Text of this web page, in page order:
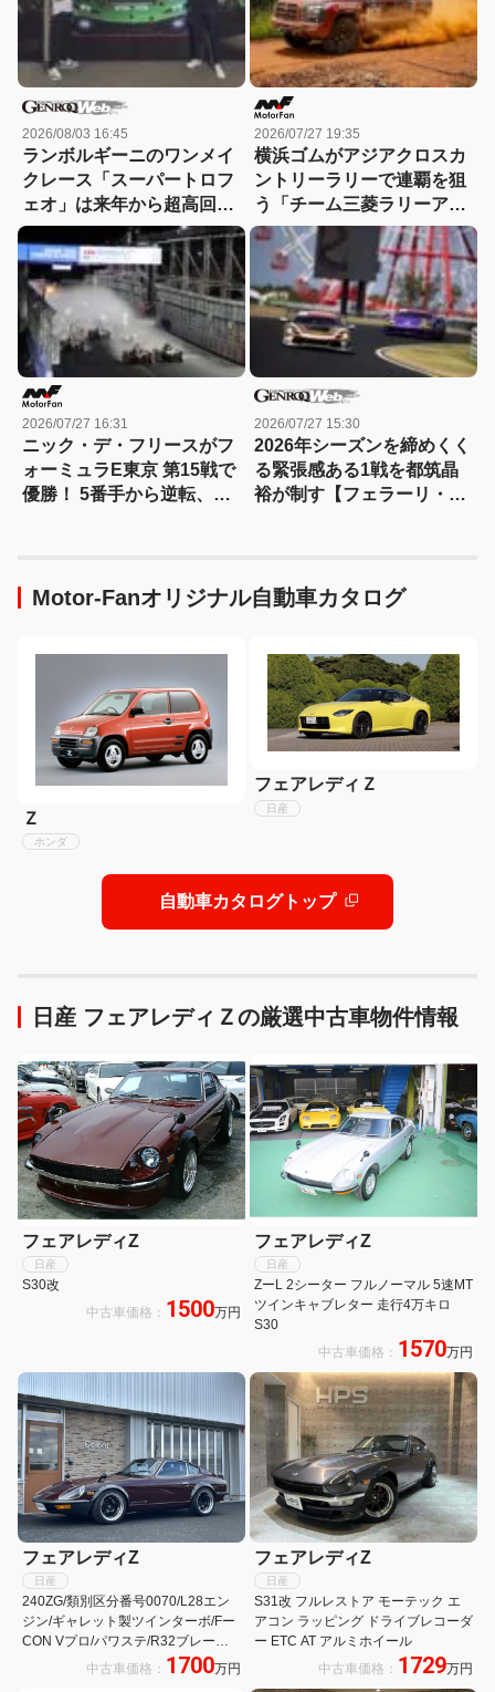
2026/08/03 16:45
ランボルギーニのワンメイ
クレース「スーパートロフ
ェオ」は来年から超高回転
エンジンの「テメラリオ」
で
2026/07/27 19:35
横浜ゴムがアジアクロスカ
ントリーラリーで連覇を狙
う「チーム三菱ラリーアー
ト」など12チームに「ジオ
ランダー」を供給
2026/07/27 16:31
ニック・デ・フリースがフ
ォーミュラE東京 第15戦で
優勝！ 5番手から逆転、タ
2026/07/27 15:30
2026年シーズンを締めくく
る緊張感ある1戦を都筑晶
裕が制す【フェラーリ・チ
Motor-Fanオリジナル自動車カタログ
Ｚ
ホンダ
フェアレディＺ
日産
自動車カタログトップ
日産 フェアレディＺの厳選中古車物件情報
フェアレディZ
日産
S30改
中古車価格： 1500万円
フェアレディZ
日産
ZーL 2シーター フルノーマル 5速MT
ツインキャブレター 走行4万キロ
S30
中古車価格： 1570万円
フェアレディZ
日産
240ZG/類別区分番号0070/L28エン
ジン/ギャレット製ツインターボ/Fー
CON Vプロ/パワステ/R32ブレーキ/
レイズスピードスターAW/
中古車価格： 1700万円
フェアレディZ
日産
S31改 フルレストア モーテック エ
アコン ラッピング ドライブレコーダ
ー ETC AT アルミホイール
中古車価格： 1729万円